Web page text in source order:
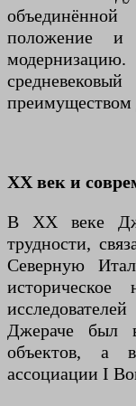
положение и
преимуществом
XX век и
В XX веке
трудности,
Северную
историческое
Джераче был
объектов, а
ассоциации I